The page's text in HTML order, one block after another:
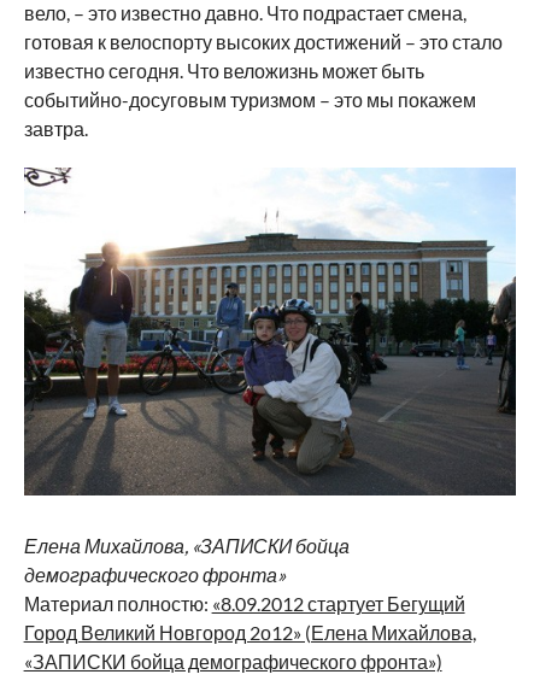
вело, – это известно давно. Что подрастает смена,
готовая к велоспорту высоких достижений – это стало
известно сегодня. Что веложизнь может быть
событийно-досуговым туризмом – это мы покажем
завтра.
Елена Михайлова, «ЗАПИСКИ бойца
демографического фронта»
Материал полностю: «8.09.2012 стартует Бегущий
Город Великий Новгород 2о12» (Елена Михайлова,
«ЗАПИСКИ бойца демографического фронта»)